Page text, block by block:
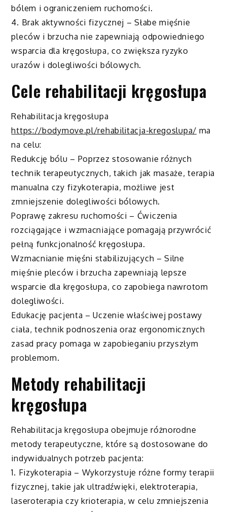
bólem i ograniczeniem ruchomości.
4. Brak aktywności fizycznej – Słabe mięśnie
pleców i brzucha nie zapewniają odpowiedniego
wsparcia dla kręgosłupa, co zwiększa ryzyko
urazów i dolegliwości bólowych.
Cele rehabilitacji kręgosłupa
Rehabilitacja kręgosłupa
https://bodymove.pl/rehabilitacja-kregoslupa/ ma
na celu:
Redukcję bólu – Poprzez stosowanie różnych
technik terapeutycznych, takich jak masaże, terapia
manualna czy fizykoterapia, możliwe jest
zmniejszenie dolegliwości bólowych.
Poprawę zakresu ruchomości – Ćwiczenia
rozciągające i wzmacniające pomagają przywrócić
pełną funkcjonalność kręgosłupa.
Wzmacnianie mięśni stabilizujących – Silne
mięśnie pleców i brzucha zapewniają lepsze
wsparcie dla kręgosłupa, co zapobiega nawrotom
dolegliwości.
Edukację pacjenta – Uczenie właściwej postawy
ciała, technik podnoszenia oraz ergonomicznych
zasad pracy pomaga w zapobieganiu przyszłym
problemom.
Metody rehabilitacji
kręgosłupa
Rehabilitacja kręgosłupa obejmuje różnorodne
metody terapeutyczne, które są dostosowane do
indywidualnych potrzeb pacjenta:
1. Fizykoterapia – Wykorzystuje różne formy terapii
fizycznej, takie jak ultradźwięki, elektroterapia,
laseroterapia czy krioterapia, w celu zmniejszenia